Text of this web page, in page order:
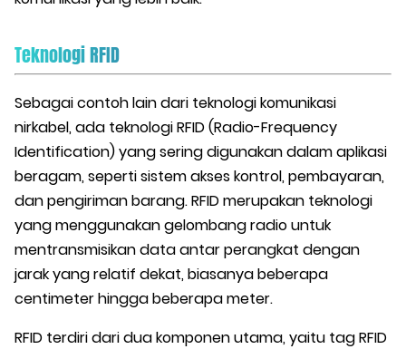
Teknologi RFID
Sebagai contoh lain dari teknologi komunikasi
nirkabel, ada teknologi RFID (Radio-Frequency
Identification) yang sering digunakan dalam aplikasi
beragam, seperti sistem akses kontrol, pembayaran,
dan pengiriman barang. RFID merupakan teknologi
yang menggunakan gelombang radio untuk
mentransmisikan data antar perangkat dengan
jarak yang relatif dekat, biasanya beberapa
centimeter hingga beberapa meter.
RFID terdiri dari dua komponen utama, yaitu tag RFID